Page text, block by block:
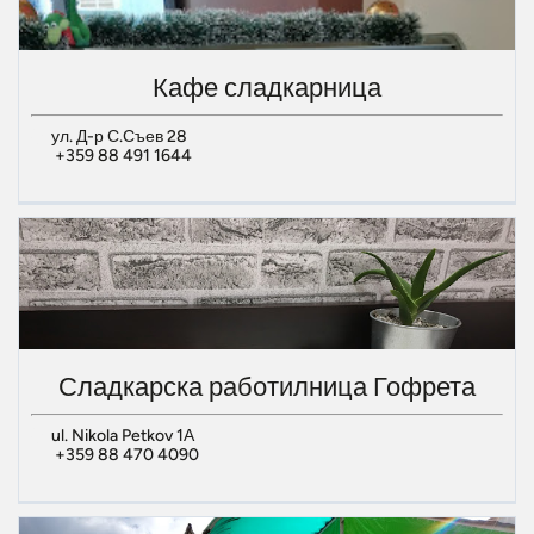
Кафе сладкарница
ул. Д-р С.Съев 28
+359 88 491 1644
Сладкарска работилница Гофрета
ul. Nikola Petkov 1А
+359 88 470 4090